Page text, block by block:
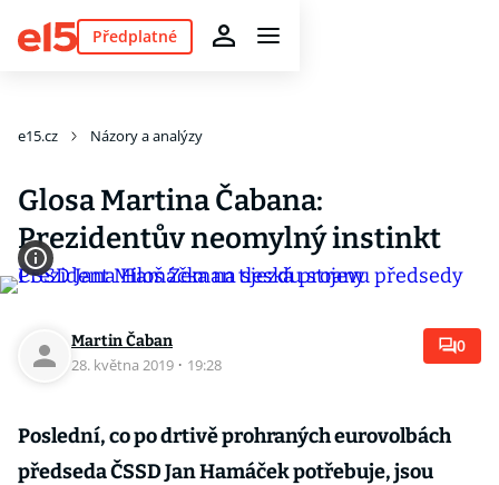
Předplatné
e15.cz Názory a analýzy
Glosa Martina Čabana:
Prezidentův neomylný instinkt
Martin Čaban
28. května 2019 · 19:28
0
Poslední, co po drtivě prohraných eurovolbách
předseda ČSSD Jan Hamáček potřebuje, jsou